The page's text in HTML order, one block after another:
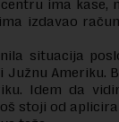
ima kase,
izdavao
situacija
Ameriku.
Idem da
stoji od